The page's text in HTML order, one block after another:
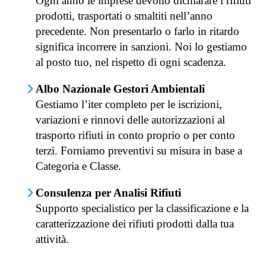
prodotti, trasportati o smaltiti nell’anno
precedente. Non presentarlo o farlo in ritardo
significa incorrere in sanzioni. Noi lo gestiamo
al posto tuo, nel rispetto di ogni scadenza.
Albo Nazionale Gestori Ambientali
Gestiamo l’iter completo per le iscrizioni,
variazioni e rinnovi delle autorizzazioni al
trasporto rifiuti in conto proprio o per conto
terzi. Forniamo preventivi su misura in base a
Categoria e Classe.
Consulenza per Analisi Rifiuti
Supporto specialistico per la classificazione e la
caratterizzazione dei rifiuti prodotti dalla tua
attività.